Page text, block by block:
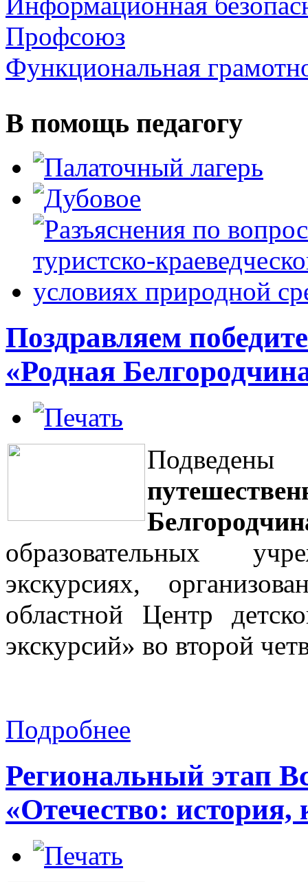
Профсоюз
Функциональная
В помощь педагогу
Поздравляем
«Родная
образовательных
экскурсиях,
областной Центр
экскурсий» во второй
Подробнее
Региональный этап
«Отечество: история,